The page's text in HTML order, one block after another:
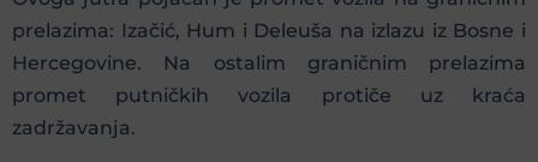
prelazima: Izačić, Hum i Deleuša na izlazu iz Bosne i
Hercegovine. Na ostalim graničnim prelazima
promet putničkih vozila protiče uz kraća
zadržavanja.